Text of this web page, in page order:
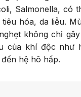
Salmonella, có
hóa, da liễu.
không chỉ
của khí độc như
hệ hô hấp.